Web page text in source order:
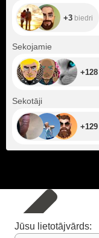
+3 biedri
Sekojamie
+128
Sekotāji
+129
Jūsu lietotājvārds: